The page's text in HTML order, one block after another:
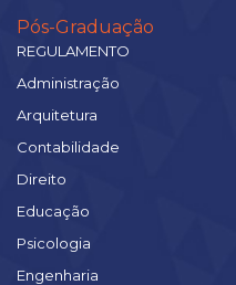
Pós-Graduação
REGULAMENTO
Administração
Arquitetura
Contabilidade
Direito
Educação
Psicologia
Engenharia